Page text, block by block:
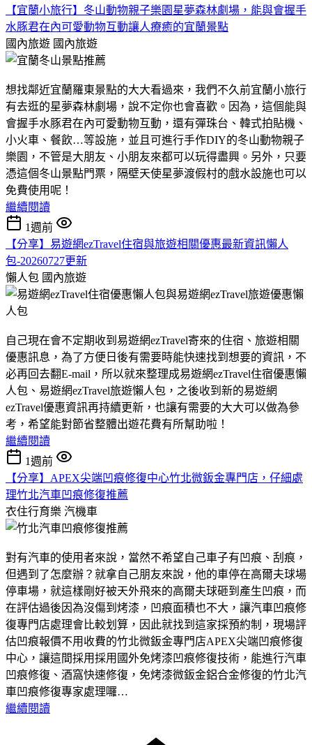
【宜蘭小旅行】冬山動物親子樂園星夢森林劇場，能與會握手
水豚君在內可愛動物互動讓人療癒的宜蘭景點
國內旅遊 國內旅遊
想找鄰近宜蘭羅東景點的大大看過來，我們不久前宜蘭小旅行
有去逛的星夢森林劇場，說不定你也會喜歡。因為，這個能與
會握手水豚君在內可愛動物互動，還有彈珠台、韓式拍貼機、
小火車、餐飲…等設施，並且可進行手作DIY的冬山動物親子
樂園，不管是大朋友、小朋友來都可以玩得盡興。另外，只要
憑這個冬山景點門票，隔壁天使星夢渡假村的戲水設施也可以
免費使用呢！
繼續閱讀
1週前
【分享】易遊網ezTravel住宿與旅遊相關優惠最新資訊懶人
包-20260727更新
懶人包 國內旅遊
自己現在會不定期收到易遊網ezTravel寄來的住宿、旅遊相關
優惠訊息，為了方便日後有需要時能快速找到想要的資訊，不
必再回去翻E-mail，所以就來整理成易遊網ezTravel住宿優惠懶
人包、易遊網ezTravel旅遊懶人包，之後收到新的易遊網
ezTravel優惠資訊再持續更新，也讓有需要的大大可以做為參
考，希望能對節省整體出遊花費有所幫助啦！
繼續閱讀
1週前
【分享】APEX尖端凹痕修復中心竹北微鈑金專門店，仔細處
理竹北汽車凹痕修復推薦
衣住行育樂 汽機車
對有汽車的使用者來說，當然不希望自己車子有凹痕、刮痕，
但遇到了怎麼辦？就拿自己朋友來說，他的車停在高爾夫球場
停車場，就這樣剛好被天外飛來的高爾夫球砸到產生凹痕，而
在評估過後因為沒傷到烤漆，凹痕面積也不大，讓汽車凹痕修
復專門店處理會比較划算，因此就找到這家採預約制，現場評
估凹痕報價不用收費的竹北微鈑金專門店APEX尖端凹痕修復
中心，讓這間採用採用國外免烤漆凹痕修復技術，能進行汽車
凹痕修復、酒窩快速修復，免烤漆微鈑金鋁合金修復的竹北汽
車凹痕修復專家處理囉…
繼續閱讀